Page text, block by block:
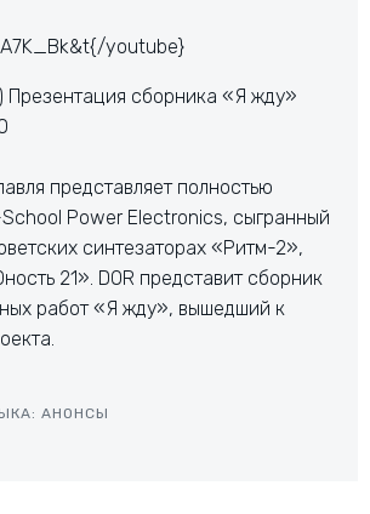
youtube}
Презентация сборника «Я жду»
представляет полностью
Power Electronics, сыгранный
синтезаторах «Ритм-2»,
21». DOR представит сборник
работ «Я жду», вышедший к
АНОНСЫ